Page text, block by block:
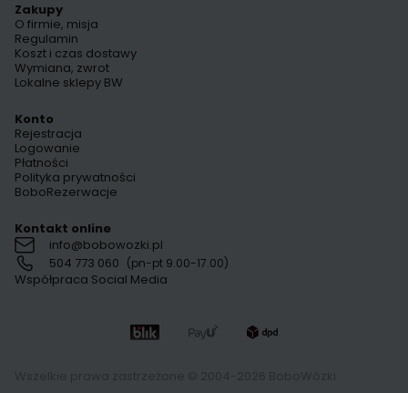
Zakupy
O firmie, misja
Regulamin
Koszt i czas dostawy
Wymiana, zwrot
Lokalne sklepy BW
Konto
Rejestracja
Logowanie
Płatności
Polityka prywatności
BoboRezerwacje
Kontakt online
info@bobowozki.pl
504 773 060 (pn-pt 9.00-17.00)
Współpraca Social Media